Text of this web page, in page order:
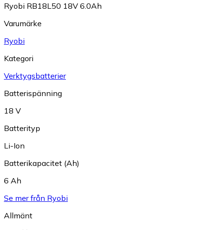
Ryobi RB18L50 18V 6.0Ah
Varumärke
Ryobi
Kategori
Verktygsbatterier
Batterispänning
18 V
Batterityp
Li-Ion
Batterikapacitet (Ah)
6 Ah
Se mer från Ryobi
Allmänt